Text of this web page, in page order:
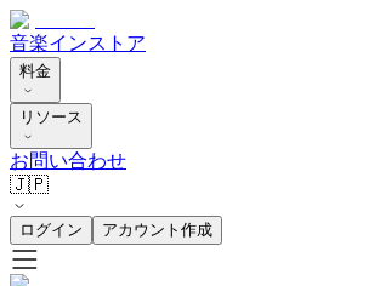
音楽インストア
料金
リソース
お問い合わせ
🇯🇵
ログイン アカウント作成